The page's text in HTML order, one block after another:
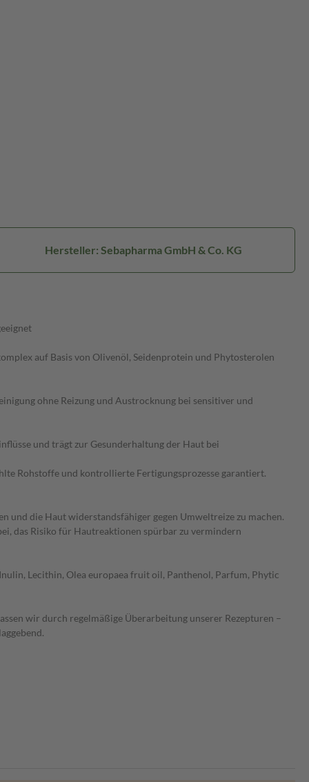
Hersteller: Sebapharma GmbH & Co. KG
auf Basis von Olivenöl, Seidenprotein und Phytosterolen
ohne Reizung und Austrocknung bei sensitiver und
und trägt zur Gesunderhaltung der Haut bei
Rohstoffe und kontrollierte Fertigungsprozesse garantiert.
die Haut widerstandsfähiger gegen Umweltreize zu machen.
das Risiko für Hautreaktionen spürbar zu vermindern
Lecithin, Olea europaea fruit oil, Panthenol, Parfum, Phytic
wir durch regelmäßige Überarbeitung unserer Rezepturen –